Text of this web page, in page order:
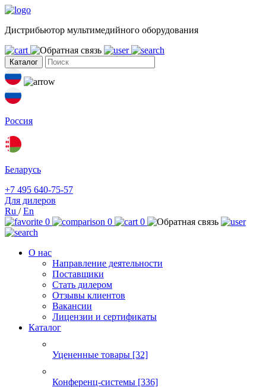
Дистрибьютор мультимедийного оборудования
Каталог
Россия
Беларусь
+7 495 640-75-57
Для дилеров
Ru /En
0
0 0
О нас
Направление деятельности
Поставщики
Стать дилером
Отзывы клиентов
Вакансии
Лицензии и сертификаты
Каталог
Уцененные товары [32]
Конференц-системы [336]